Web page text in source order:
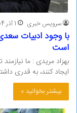
سرویس خبری 1 آذر 1404
با وجود ادبیات
است
بهزاد مریدی : ما
ایجاد کنند، به قدری
بیشتر بخوانید »